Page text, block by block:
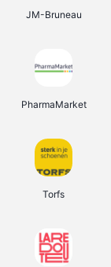
JM-Bruneau
PharmaMarket
Torfs